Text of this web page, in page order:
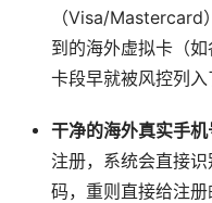
（Visa/Mastercard
到的海外虚拟卡（
卡段早就被风控列入
干净的海外真实手
注册，系统会直接
码，重则直接给注册